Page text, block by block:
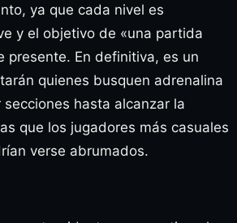
ya que cada nivel es
y el objetivo de «una partida
presente. En definitiva, es un
quienes busquen adrenalina
hasta alcanzar la
que los jugadores más casuales
verse abrumados.